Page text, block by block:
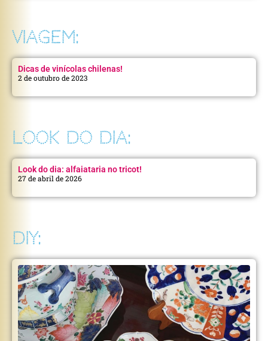
VIAGEM:
Dicas de vinícolas chilenas!
2 de outubro de 2023
LOOK DO DIA:
Look do dia: alfaiataria no tricot!
27 de abril de 2026
DIY: